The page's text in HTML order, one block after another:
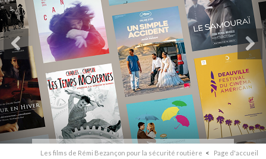
Les films de Rémi Bezançon pour la sécurité routière Page d'accueil